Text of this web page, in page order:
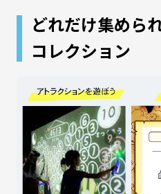
どれだけ集めら
コレクション